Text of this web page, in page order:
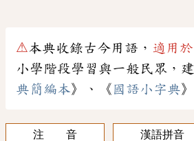
⚠本典收錄古今用語， 適用
小學階段學習與一般民眾，
典簡編本》、《 國語小字典
注 音
漢語拼音